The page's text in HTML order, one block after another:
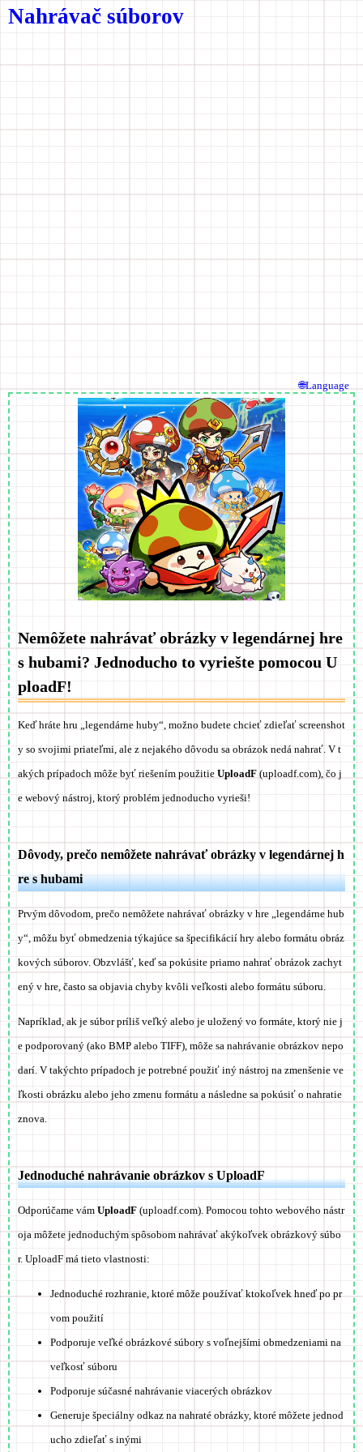
Nahrávač súborov
Nemôžete nahrávať obrázky v legendárnej hre
s hubami? Jednoducho to vyriešte pomocou U
ploadF!
Keď hráte hru „legendárne huby“, možno budete chcieť zdieľať screenshot
y so svojimi priateľmi, ale z nejakého dôvodu sa obrázok nedá nahrať. V t
akých prípadoch môže byť riešením použitie UploadF (uploadf.com), čo j
e webový nástroj, ktorý problém jednoducho vyrieši!
Dôvody, prečo nemôžete nahrávať obrázky v legendárnej h
re s hubami
Prvým dôvodom, prečo nemôžete nahrávať obrázky v hre „legendárne hub
y“, môžu byť obmedzenia týkajúce sa špecifikácií hry alebo formátu obráz
kových súborov. Obzvlášť, keď sa pokúsite priamo nahrať obrázok zachyt
ený v hre, často sa objavia chyby kvôli veľkosti alebo formátu súboru.
Napríklad, ak je súbor príliš veľký alebo je uložený vo formáte, ktorý nie j
e podporovaný (ako BMP alebo TIFF), môže sa nahrávanie obrázkov nepo
darí. V takýchto prípadoch je potrebné použiť iný nástroj na zmenšenie ve
ľkosti obrázku alebo jeho zmenu formátu a následne sa pokúsiť o nahratie
znova.
Jednoduché nahrávanie obrázkov s UploadF
Odporúčame vám UploadF (uploadf.com). Pomocou tohto webového nástr
oja môžete jednoduchým spôsobom nahrávať akýkoľvek obrázkový súbo
r. UploadF má tieto vlastnosti:
Jednoduché rozhranie, ktoré môže používať ktokoľvek hneď po pr
vom použití
Podporuje veľké obrázkové súbory s voľnejšími obmedzeniami na
veľkosť súboru
Podporuje súčasné nahrávanie viacerých obrázkov
Generuje špeciálny odkaz na nahraté obrázky, ktoré môžete jednod
ucho zdieľať s inými
🌐Language